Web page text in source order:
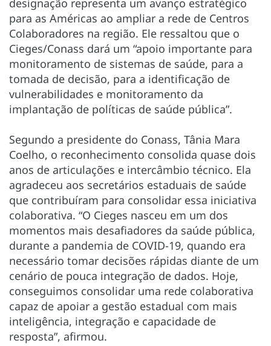
designação representa um avanço estratégico
para as Américas ao ampliar a rede de Centros
Colaboradores na região. Ele ressaltou que o
Cieges/Conass dará um “apoio importante para
monitoramento de sistemas de saúde, para a
tomada de decisão, para a identificação de
vulnerabilidades e monitoramento da
implantação de políticas de saúde pública”.
Segundo a presidente do Conass, Tânia Mara
Coelho, o reconhecimento consolida quase dois
anos de articulações e intercâmbio técnico. Ela
agradeceu aos secretários estaduais de saúde
que contribuíram para consolidar essa iniciativa
colaborativa. “O Cieges nasceu em um dos
momentos mais desafiadores da saúde pública,
durante a pandemia de COVID-19, quando era
necessário tomar decisões rápidas diante de um
cenário de pouca integração de dados. Hoje,
conseguimos consolidar uma rede colaborativa
capaz de apoiar a gestão estadual com mais
inteligência, integração e capacidade de
resposta”, afirmou.